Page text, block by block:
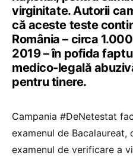
virginitate. Autorii
că aceste teste
România – circa
2019 – în pofida
medico-legală
pentru tinere.
Campania #DeNetestat
examenul de
examenul de verificare a